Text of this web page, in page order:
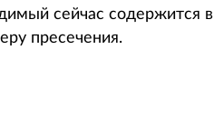
сейчас содержится в
пресечения.